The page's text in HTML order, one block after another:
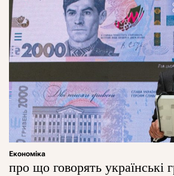
Економіка
про що говорять українські